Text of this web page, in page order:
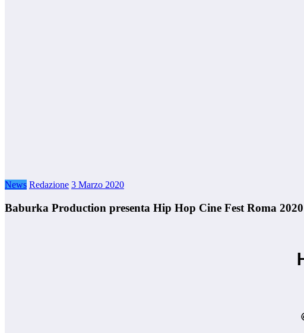
News Redazione 3 Marzo 2020
Baburka Production presenta Hip Hop Cine Fest Roma 2020